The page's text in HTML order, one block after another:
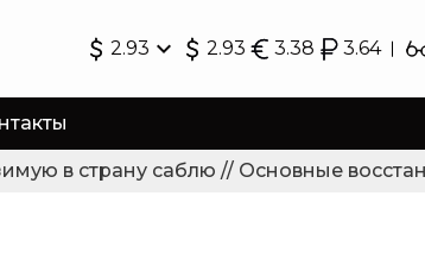
2.93 2.93 3.38 3.64
в страну саблю // Основные